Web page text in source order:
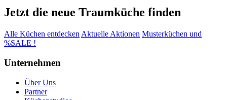
Jetzt die neue Traumküche finden
Alle Küchen entdecken Aktuelle Aktionen Musterküchen und
%SALE !
Unternehmen
Über Uns
Partner